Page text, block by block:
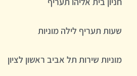
שעות תעריף לילה מוניות
מוניות שירות תל אביב ראשון לציון